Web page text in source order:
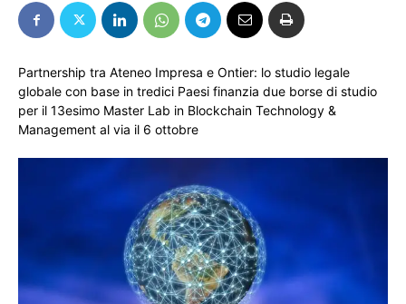
Partnership tra Ateneo Impresa e Ontier: lo studio legale
globale con base in tredici Paesi finanzia due borse di studio
per il 13esimo Master Lab in Blockchain Technology &
Management al via il 6 ottobre